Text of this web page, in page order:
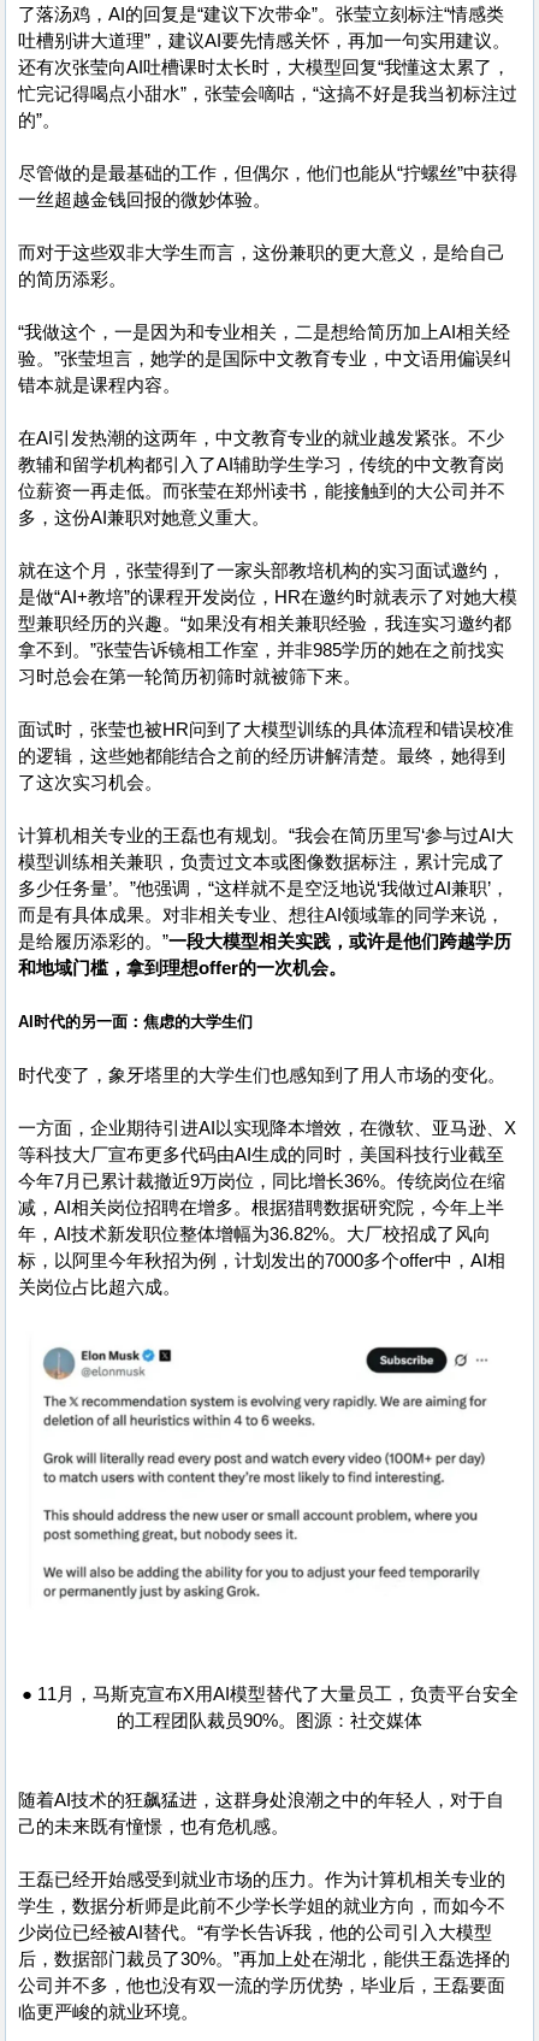
了落汤鸡，AI的回复是“建议下次带伞”。张莹立刻标注“情感类
吐槽别讲大道理”，建议AI要先情感关怀，再加一句实用建议。
还有次张莹向AI吐槽课时太长时，大模型回复“我懂这太累了，
忙完记得喝点小甜水”，张莹会嘀咕，“这搞不好是我当初标注过
的”。
尽管做的是最基础的工作，但偶尔，他们也能从“拧螺丝”中获得
一丝超越金钱回报的微妙体验。
而对于这些双非大学生而言，这份兼职的更大意义，是给自己
的简历添彩。
“我做这个，一是因为和专业相关，二是想给简历加上AI相关经
验。”张莹坦言，她学的是国际中文教育专业，中文语用偏误纠
错本就是课程内容。
在AI引发热潮的这两年，中文教育专业的就业越发紧张。不少
教辅和留学机构都引入了AI辅助学生学习，传统的中文教育岗
位薪资一再走低。而张莹在郑州读书，能接触到的大公司并不
多，这份AI兼职对她意义重大。
就在这个月，张莹得到了一家头部教培机构的实习面试邀约，
是做“AI+教培”的课程开发岗位，HR在邀约时就表示了对她大模
型兼职经历的兴趣。“如果没有相关兼职经验，我连实习邀约都
拿不到。”张莹告诉镜相工作室，并非985学历的她在之前找实
习时总会在第一轮简历初筛时就被筛下来。
面试时，张莹也被HR问到了大模型训练的具体流程和错误校准
的逻辑，这些她都能结合之前的经历讲解清楚。最终，她得到
了这次实习机会。
计算机相关专业的王磊也有规划。“我会在简历里写‘参与过AI大
模型训练相关兼职，负责过文本或图像数据标注，累计完成了
多少任务量’。”他强调，“这样就不是空泛地说‘我做过AI兼职’，
而是有具体成果。对非相关专业、想往AI领域靠的同学来说，
是给履历添彩的。”一段大模型相关实践，或许是他们跨越学历
和地域门槛，拿到理想offer的一次机会。
AI时代的另一面：焦虑的大学生们
时代变了，象牙塔里的大学生们也感知到了用人市场的变化。
一方面，企业期待引进AI以实现降本增效，在微软、亚马逊、X
等科技大厂宣布更多代码由AI生成的同时，美国科技行业截至
今年7月已累计裁撤近9万岗位，同比增长36%。传统岗位在缩
减，AI相关岗位招聘在增多。根据猎聘数据研究院，今年上半
年，AI技术新发职位整体增幅为36.82%。大厂校招成了风向
标，以阿里今年秋招为例，计划发出的7000多个offer中，AI相
关岗位占比超六成。
● 11月，马斯克宣布X用AI模型替代了大量员工，负责平台安全
的工程团队裁员90%。图源：社交媒体
随着AI技术的狂飙猛进，这群身处浪潮之中的年轻人，对于自
己的未来既有憧憬，也有危机感。
王磊已经开始感受到就业市场的压力。作为计算机相关专业的
学生，数据分析师是此前不少学长学姐的就业方向，而如今不
少岗位已经被AI替代。“有学长告诉我，他的公司引入大模型
后，数据部门裁员了30%。”再加上处在湖北，能供王磊选择的
公司并不多，他也没有双一流的学历优势，毕业后，王磊要面
临更严峻的就业环境。